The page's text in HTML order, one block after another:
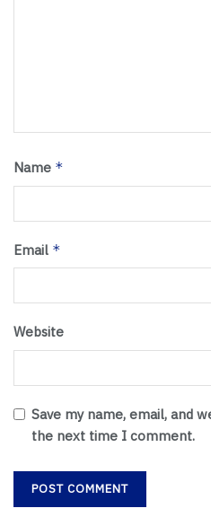
Name *
Email *
Website
Save my name, email, and
the next time I comment.